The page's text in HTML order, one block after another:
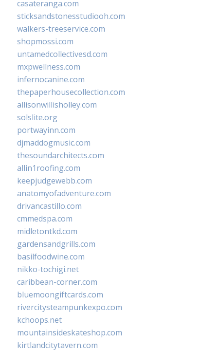
casateranga.com
sticksandstonesstudiooh.com
walkers-treeservice.com
shopmossi.com
untamedcollectivesd.com
mxpwellness.com
infernocanine.com
thepaperhousecollection.com
allisonwillisholley.com
solslite.org
portwayinn.com
djmaddogmusic.com
thesoundarchitects.com
allin1roofing.com
keepjudgewebb.com
anatomyofadventure.com
drivancastillo.com
cmmedspa.com
midletontkd.com
gardensandgrills.com
basilfoodwine.com
nikko-tochigi.net
caribbean-corner.com
bluemoongiftcards.com
rivercitysteampunkexpo.com
kchoops.net
mountainsideskateshop.com
kirtlandcitytavern.com